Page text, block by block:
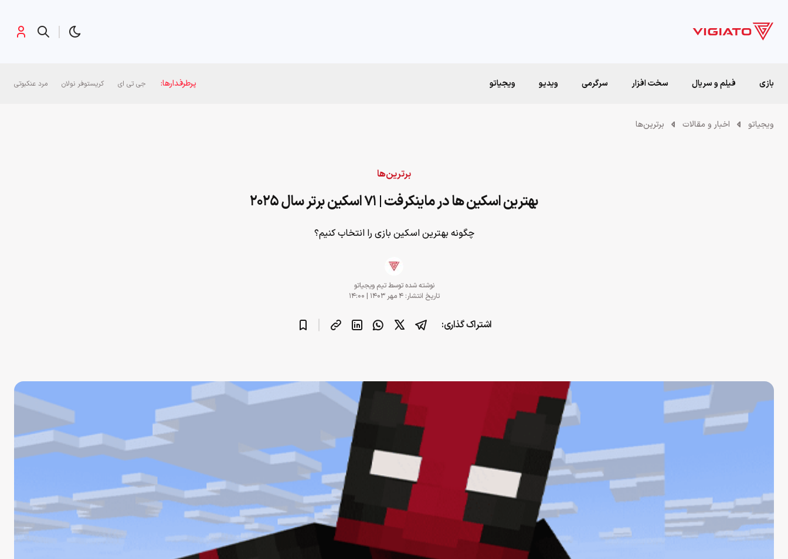
بازی فیلم و سریال سخت افزار سرگرمی ویدیو ویجیاتو پرطرفدارها: جی تی ای کریستوفر نولان مرد عنکبوتی
ویجیاتو اخبار و مقالات برترین‌ها
برترین‌ها
بهترین اسکین‌ ها در ماینکرفت | ۷۱ اسکین برتر سال ۲۰۲۵
چگونه بهترین اسکین بازی را انتخاب کنیم؟
نوشته شده توسطتیم ویجیاتو
تاریخ انتشار: ۴ مهر ۱۴۰۳ | ۱۴:۰۰
اشتراک گذاری: